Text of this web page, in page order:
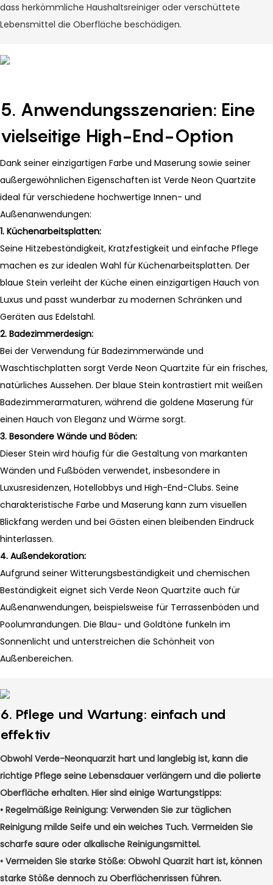
dass herkömmliche Haushaltsreiniger oder verschüttete
Lebensmittel die Oberfläche beschädigen.
5. Anwendungsszenarien: Eine
vielseitige High-End-Option
Dank seiner einzigartigen Farbe und Maserung sowie seiner
außergewöhnlichen Eigenschaften ist Verde Neon Quartzite
ideal für verschiedene hochwertige Innen- und
Außenanwendungen:
1. Küchenarbeitsplatten:
Seine Hitzebeständigkeit, Kratzfestigkeit und einfache Pflege
machen es zur idealen Wahl für Küchenarbeitsplatten. Der
blaue Stein verleiht der Küche einen einzigartigen Hauch von
Luxus und passt wunderbar zu modernen Schränken und
Geräten aus Edelstahl.
2. Badezimmerdesign:
Bei der Verwendung für Badezimmerwände und
Waschtischplatten sorgt Verde Neon Quartzite für ein frisches,
natürliches Aussehen. Der blaue Stein kontrastiert mit weißen
Badezimmerarmaturen, während die goldene Maserung für
einen Hauch von Eleganz und Wärme sorgt.
3. Besondere Wände und Böden:
Dieser Stein wird häufig für die Gestaltung von markanten
Wänden und Fußböden verwendet, insbesondere in
Luxusresidenzen, Hotellobbys und High-End-Clubs. Seine
charakteristische Farbe und Maserung kann zum visuellen
Blickfang werden und bei Gästen einen bleibenden Eindruck
hinterlassen.
4. Außendekoration:
Aufgrund seiner Witterungsbeständigkeit und chemischen
Beständigkeit eignet sich Verde Neon Quartzite auch für
Außenanwendungen, beispielsweise für Terrassenböden und
Poolumrandungen. Die Blau- und Goldtöne funkeln im
Sonnenlicht und unterstreichen die Schönheit von
Außenbereichen.
6. Pflege und Wartung: einfach und
effektiv
Obwohl Verde-Neonquarzit hart und langlebig ist, kann die
richtige Pflege seine Lebensdauer verlängern und die polierte
Oberfläche erhalten. Hier sind einige Wartungstipps:
• Regelmäßige Reinigung: Verwenden Sie zur täglichen
Reinigung milde Seife und ein weiches Tuch. Vermeiden Sie
scharfe saure oder alkalische Reinigungsmittel.
• Vermeiden Sie starke Stöße: Obwohl Quarzit hart ist, können
starke Stöße dennoch zu Oberflächenrissen führen.